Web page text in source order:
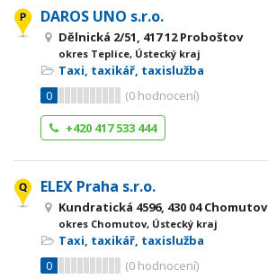
DAROS UNO s.r.o.
Dělnická 2/51, 417 12 Proboštov
okres Teplice, Ústecký kraj
Taxi, taxikář, taxislužba
0
(0 hodnocení)
+420 417 533 444
ELEX Praha s.r.o.
Kundratická 4596, 430 04 Chomutov
okres Chomutov, Ústecký kraj
Taxi, taxikář, taxislužba
0
(0 hodnocení)